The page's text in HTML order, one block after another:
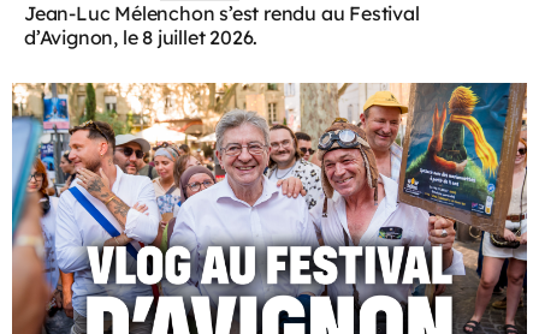
Jean-Luc Mélenchon s’est rendu au Festival
d’Avignon, le 8 juillet 2026.